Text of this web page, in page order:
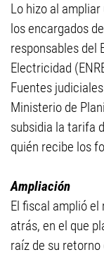
Lo hizo al
los encargados
responsables del
Electricidad
Fuentes
Ministerio de
subsidia la tarifa
quién recibe los
Ampliación
El fiscal amplió
atrás, en el que
raíz de su